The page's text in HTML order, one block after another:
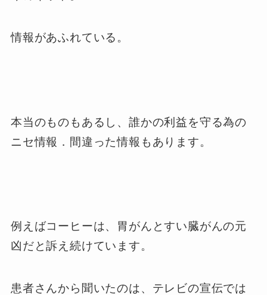
情報があふれている。
本当のものもあるし、誰かの利益を守る為の
ニセ情報．間違った情報もあります。
例えばコーヒーは、胃がんとすい臓がんの元
凶だと訴え続けています。
患者さんから聞いたのは、テレビの宣伝では